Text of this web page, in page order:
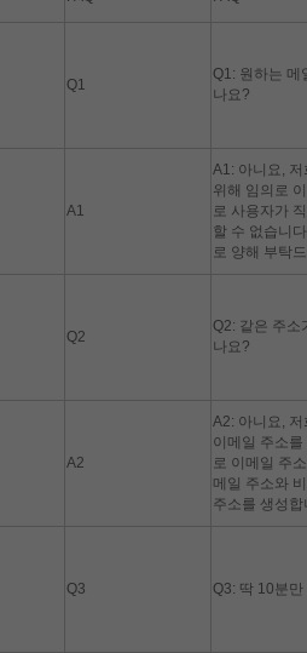
Q1
Q1: 원하는 메
나요?
A1
A1: 아니요,
위해 임의로
로 사용자가
할 수 없습니
로 양해 부탁
Q2
Q2: 같은 주소
나요?
A2
A2: 아니요,
이메일 주소
로 이메일 주
메일 주소와
주소를 생성합
Q3 Q3: 딱 10분